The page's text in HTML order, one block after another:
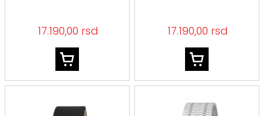
17.190,00 rsd 17.190,00 rsd